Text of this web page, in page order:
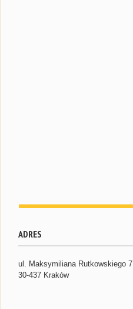
ADRES
ul. Maksymiliana Rutkowskiego 7
30-437 Kraków